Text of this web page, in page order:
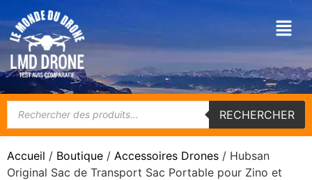
RECHERCHER
Accueil / Boutique / Accessoires Drones / Hubsan
Original Sac de Transport Sac Portable pour Zino et